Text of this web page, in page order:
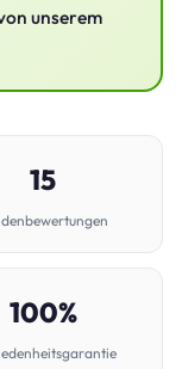
unserem
15
100%